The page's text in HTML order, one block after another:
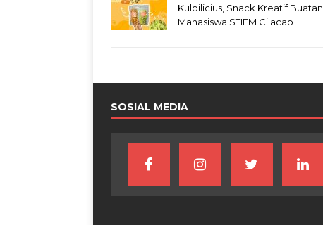
Kulpilicius, Snack Kreatif Buatan
Mahasiswa STIEM Cilacap
SOSIAL MEDIA